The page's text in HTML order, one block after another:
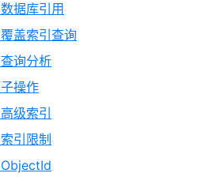
据库引用
盖索引查询
询分析
操作
级索引
引限制